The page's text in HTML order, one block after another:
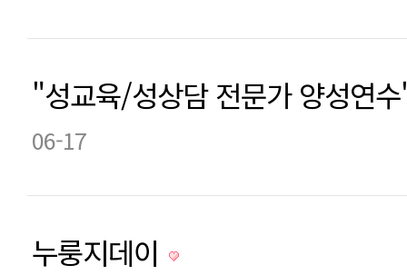
"성교육/성상담 전문가 양성연
06-17
누룽지데이